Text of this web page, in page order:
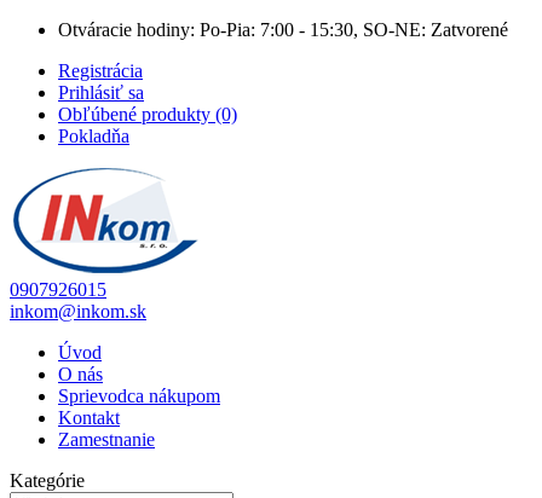
Otváracie hodiny: Po-Pia: 7:00 - 15:30, SO-NE: Zatvorené
Registrácia
Prihlásiť sa
Obľúbené produkty (0)
Pokladňa
0907926015
inkom@inkom.sk
Úvod
O nás
Sprievodca nákupom
Kontakt
Zamestnanie
Kategórie